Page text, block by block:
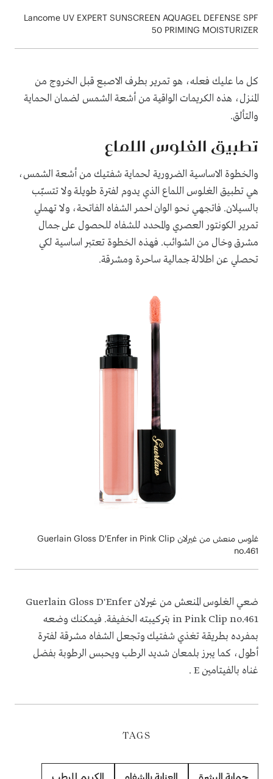
Lancome UV EXPERT SUNSCREEN AQUAGEL DEFENSE SPF
50 PRIMING MOISTURIZER
كل ما عليك فعله، هو تمرير بطرف الاصبع قبل الخروج من
المنزل، هذه الكريمات الواقية من أشعة الشمس لضمان الحماية
والتألق.‎
تطبيق الغلوس اللماع
والخطوة الاساسية الضرورية لحماية شفتيك من أشعة الشمس،
هي تطبيق الغلوس اللماع الذي يدوم لفترة طويلة ولا تتسبّب
بالسيلان. فاتجهي نحو الوان احمر الشفاه الفاتحة، ولا تهملي
تمرير الكونتور العصري والمحدد للشفاه للحصول على جمال
مشرق وخال من الشوائب. فهذه الخطوة تعتبر اساسية لكي
تحصلي عن اطلالة جمالية ساحرة ومشرقة.
غلوس منعش من غيرلان Guerlain Gloss D'Enfer in Pink Clip
no.461
ضعي الغلوس المنعش من غيرلان Guerlain Gloss D'Enfer
in Pink Clip no.461
بتركيبته الخفيفة. فيمكنك وضعه
بمفرده بطريقة تغذي شفتيك وتجعل الشفاه مشرقة لفترة
أطول، كما يبرز بلمعان شديد الرطب ويحبس الرطوبة بفضل
غناه بالفيتامين E .
TAGS
حماية البشرة العناية بالشفاه الكريم المرطب